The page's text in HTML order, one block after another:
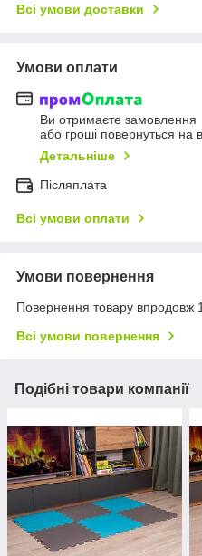
Всі умови доставки
Умови оплати
Ви отримаєте замовлення
або гроші повернуться на
Детальніше
Післяплата
Всі умови оплати
Умови повернення
Повернення товару впродовж
Всі умови повернення
Подібні товари компанії